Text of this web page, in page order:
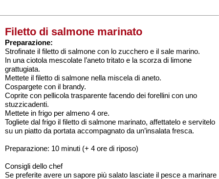
Filetto di salmone marinato
Preparazione:
Strofinate il filetto di salmone con lo zucchero e il sale marino.
In una ciotola mescolate l’aneto tritato e la scorza di limone
grattugiata.
Mettete il filetto di salmone nella miscela di aneto.
Cospargete con il brandy.
Coprite con pellicola trasparente facendo dei forellini con uno
stuzzicadenti.
Mettete in frigo per almeno 4 ore.
Togliete dal frigo il filetto di salmone marinato, affettatelo e servitelo
su un piatto da portata accompagnato da un’insalata fresca.
Preparazione: 10 minuti (+ 4 ore di riposo)
Consigli dello chef
Se preferite avere un sapore più salato lasciate il pesce a marinare